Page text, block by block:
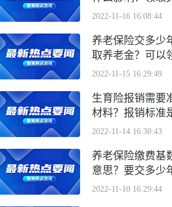
2022-11-16 16:08:44
养老保险交多少
取养老金？可以
2022-11-15 16:29:49
生育险报销需要
材料？报销标准
2022-11-14 16:30:43
养老保险缴费基
意思？要交多少
2022-11-10 16:29:44